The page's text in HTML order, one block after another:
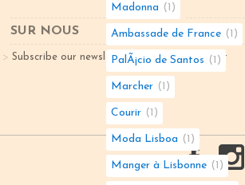
Madonna 1
Ambassade de France 1
PalÃ¡cio de Santos 1
Marcher 1
Courir 1
Moda Lisboa 1
Manger à Lisbonne 1
SUR NOUS
Subscribe our newsletter
Contacts
Contact